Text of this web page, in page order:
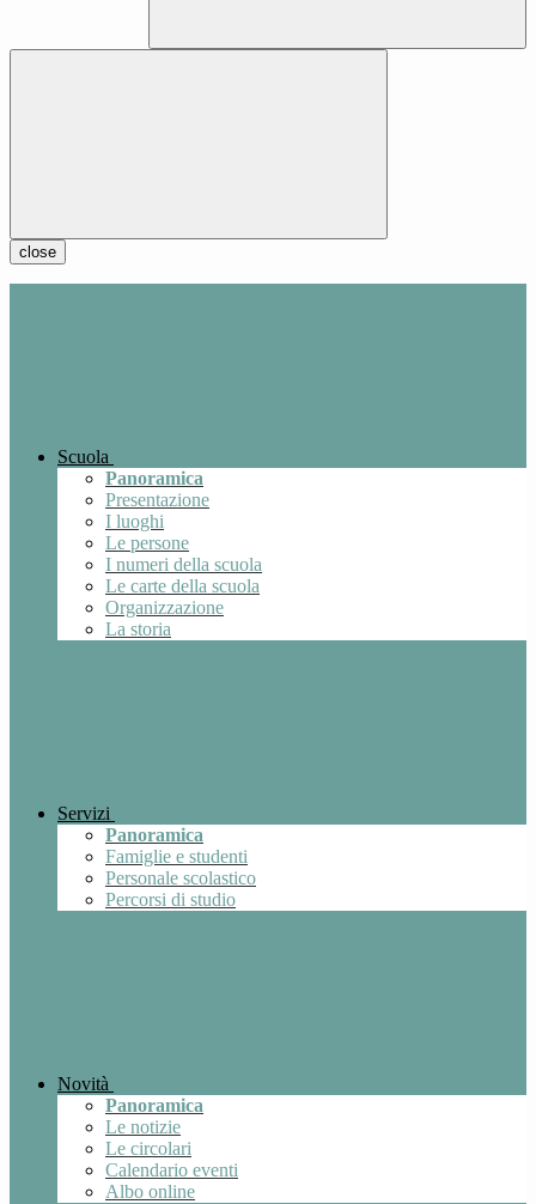
close
Scuola
Panoramica
Presentazione
I luoghi
Le persone
I numeri della scuola
Le carte della scuola
Organizzazione
La storia
Servizi
Panoramica
Famiglie e studenti
Personale scolastico
Percorsi di studio
Novità
Panoramica
Le notizie
Le circolari
Calendario eventi
Albo online